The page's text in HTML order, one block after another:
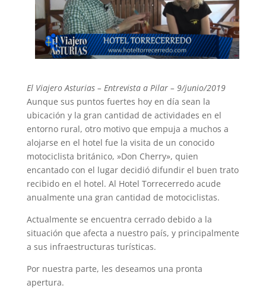
El Viajero Asturias – Entrevista a Pilar – 9/junio/2019
Aunque sus puntos fuertes hoy en día sean la
ubicación y la gran cantidad de actividades en el
entorno rural, otro motivo que empuja a muchos a
alojarse en el hotel fue la visita de un conocido
motociclista británico, »Don Cherry», quien
encantado con el lugar decidió difundir el buen trato
recibido en el hotel. Al Hotel Torrecerredo acude
anualmente una gran cantidad de motociclistas.
Actualmente se encuentra cerrado debido a la
situación que afecta a nuestro país, y principalmente
a sus infraestructuras turísticas.
Por nuestra parte, les deseamos una pronta
apertura.